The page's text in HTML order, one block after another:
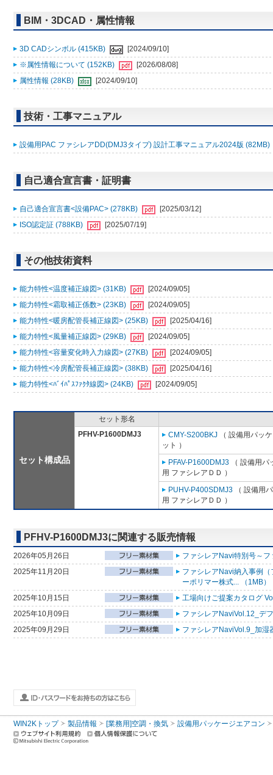
BIM・3DCAD・属性情報
3D CADシンボル (415KB)
[2024/09/10]
※属性情報について (152KB)
[2026/08/08]
属性情報 (28KB)
[2024/09/10]
技術・工事マニュアル
設備用PAC ファシレアDD(DMJ3タイプ) 設計工事マニュアル2024版 (82MB)
自己適合宣言書・証明書
自己適合宣言書<設備PAC> (278KB)
[2025/03/12]
ISO認定証 (788KB)
[2025/07/19]
その他技術資料
能力特性<温度補正線図> (31KB)
[2024/09/05]
能力特性<霜取補正係数> (23KB)
[2024/09/05]
能力特性<暖房配管長補正線図> (25KB)
[2025/04/16]
能力特性<風量補正線図> (29KB)
[2024/09/05]
能力特性<容量変化時入力線図> (27KB)
[2024/09/05]
能力特性<冷房配管長補正線図> (38KB)
[2025/04/16]
能力特性<ﾊﾞｲﾊﾟｽﾌｧｸﾀ線図> (24KB)
[2024/09/05]
セット構成品
セット形名
PFHV-P1600DMJ3
CMY-S200BKJ （ 設備用パッ
ット ）
PFAV-P1600DMJ3 （ 設備用
用 ファシレアＤＤ ）
PUHV-P400SDMJ3 （ 設備用
用 ファシレアＤＤ ）
PFHV-P1600DMJ3に関連する販売情報
2026年05月26日
ファシレアNavi特別号～
2025年11月20日
ファシレアNavi納入事例
ーポリマー株式... （1MB）
2025年10月15日
工場向けご提案カタログ
2025年10月09日
ファシレアNaviVol.12_デ
2025年09月29日
ファシレアNaviVol.9_加湿
WIN2Kトップ 製品情報 [業務用]空調・換気 設備用パッケージエアコン